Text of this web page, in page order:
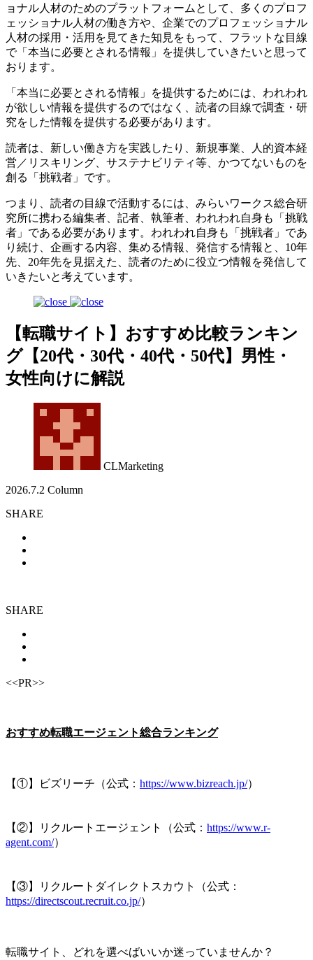
ョナル人材のためのプラットフォームとして、多くのプロフ
ェッショナル人材の働き方や、企業でのプロフェッショナル
人材の採用・活用を見てきた知見をもって、フラットな目線
で「本当に必要とされる情報」を提供していきたいと思って
おります。
「本当に必要とされる情報」を提供するためには、われわれ
が欲しい情報を提供するのではなく、読者の目線で調査・研
究をした情報を提供する必要があります。
読者は、新しい働き方を実践したり、新規事業、人的資本経
営／リスキリング、サステナビリティ等、かつてないものを
創る「挑戦者」です。
つまり、読者の目線で活動するには、みらいワークス総合研
究所に携わる編集者、記者、執筆者、われわれ自身も「挑戦
者」である必要があります。われわれ自身も「挑戦者」であ
り続け、企画する内容、集める情報、発信する情報と、10年
先、20年先を見据えた、読者のために役立つ情報を発信して
いきたいと考えています。
【転職サイト】おすすめ比較ランキン
グ【20代・30代・40代・50代】男性・
女性向けに解説
CLMarketing
2026.7.2 Column
SHARE
SHARE
<<PR>>
おすすめ転職エージェント総合ランキング
【①】ビズリーチ（公式： https://www.bizreach.jp/）
【②】リクルートエージェント（公式： https://www.r-
agent.com/）
【③】リクルートダイレクトスカウト（公式：
https://directscout.recruit.co.jp/）
転職サイト、どれを選べばいいか迷っていませんか？